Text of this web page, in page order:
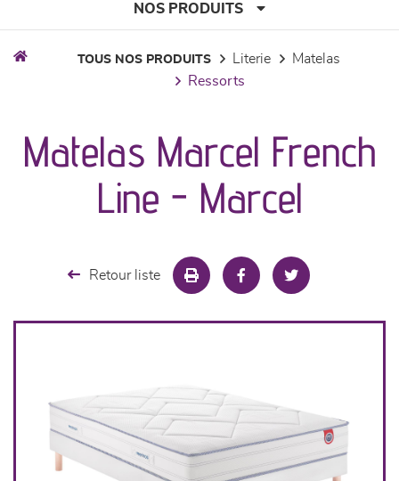
NOS PRODUITS
séjours
meubles de complément
décoration
TOUS NOS PRODUITS literie
matelas
ressorts
Matelas Marcel French
Line - Marcel
Retour liste